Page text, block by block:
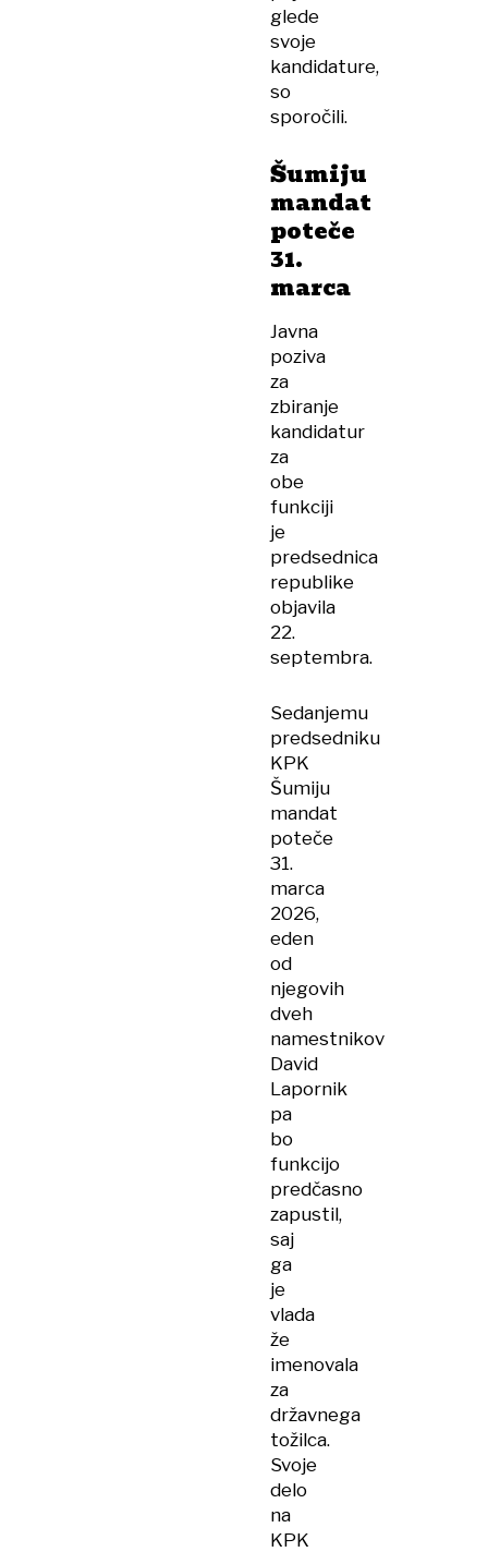
glede
svoje
kandidature,
so
sporočili.
Šumiju
mandat
poteče
31.
marca
Javna
poziva
za
zbiranje
kandidatur
za
obe
funkciji
je
predsednica
republike
objavila
22.
septembra.
Sedanjemu
predsedniku
KPK
Šumiju
mandat
poteče
31.
marca
2026,
eden
od
njegovih
dveh
namestnikov
David
Lapornik
pa
bo
funkcijo
predčasno
zapustil,
saj
ga
je
vlada
že
imenovala
za
državnega
tožilca.
Svoje
delo
na
KPK